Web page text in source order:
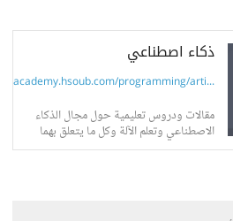
ذكاء اصطناعي
academy.hsoub.com/programming/arti...
مقالات ودروس تعليمية حول مجال الذكاء
الاصطناعي وتعلم الآلة وكل ما يتعلق بهما
والمجالات المتفرعة منهما